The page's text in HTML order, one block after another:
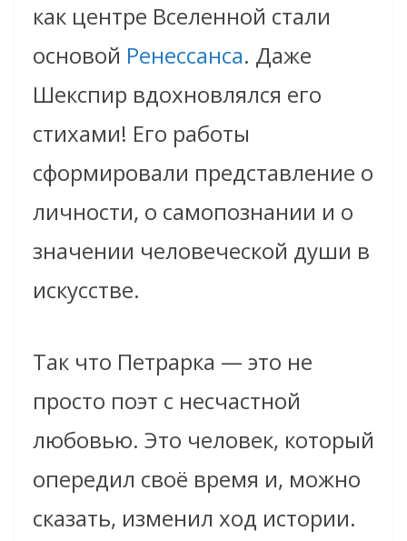
как центре Вселенной стали
основой Ренессанса. Даже
Шекспир вдохновлялся его
стихами! Его работы
сформировали представление о
личности, о самопознании и о
значении человеческой души в
искусстве.
Так что Петрарка — это не
просто поэт с несчастной
любовью. Это человек, который
опередил своё время и, можно
сказать, изменил ход истории.